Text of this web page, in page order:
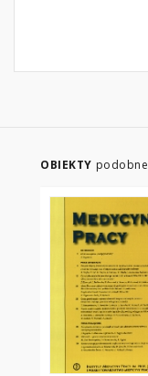
OBIEKTY podobne